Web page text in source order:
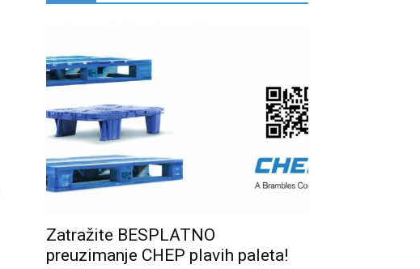
Zatražite BESPLATNO
preuzimanje CHEP plavih paleta!